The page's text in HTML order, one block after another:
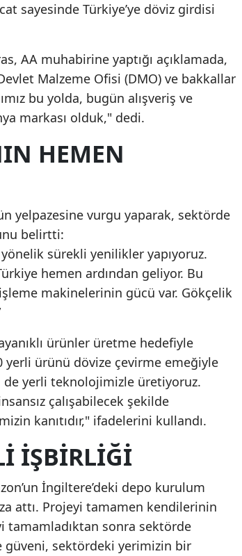
sayesinde Türkiye’ye döviz girdisi
AA muhabirine yaptığı açıklamada,
Malzeme Ofisi (DMO) ve bakkallar
bu yolda, bugün alışveriş ve
markası olduk," dedi.
HEMEN
yelpazesine vurgu yaparak, sektörde
belirtti:
sürekli yenilikler yapıyoruz.
hemen ardından geliyor. Bu
makinelerinin gücü var. Gökçelik
ürünler üretme hedefiyle
yerli ürünü dövize çevirme emeğiyle
de yerli teknolojimizle üretiyoruz.
çalışabilecek şekilde
kanıtıdır," ifadelerini kullandı.
İŞBIRLIĞI
İngiltere’deki depo kurulum
attı. Projeyi tamamen kendilerinin
sonra sektörde
güveni, sektördeki yerimizin bir